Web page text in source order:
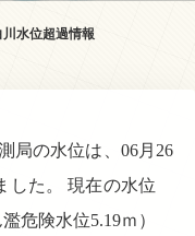
水位超過情報
局の水位は、06月26
した。 現在の水位
危険水位5.19ｍ）